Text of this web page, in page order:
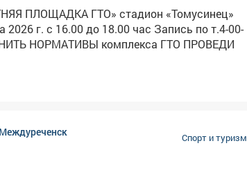
2026 г. с 16.00 до 18.00 час Запись по т.4-00-
комплекса ГТО ПРОВЕДИ
Спорт и туризм